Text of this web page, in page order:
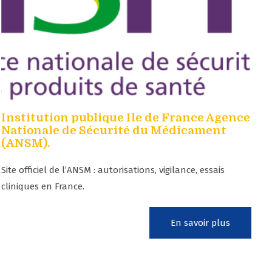
Institution publique Ile de France Agence
Nationale de Sécurité du Médicament
(ANSM).
Site officiel de l’ANSM : autorisations, vigilance, essais
cliniques en France.
En savoir plus